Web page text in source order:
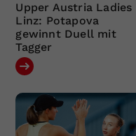
Upper Austria Ladies
Linz: Potapova
gewinnt Duell mit
Tagger